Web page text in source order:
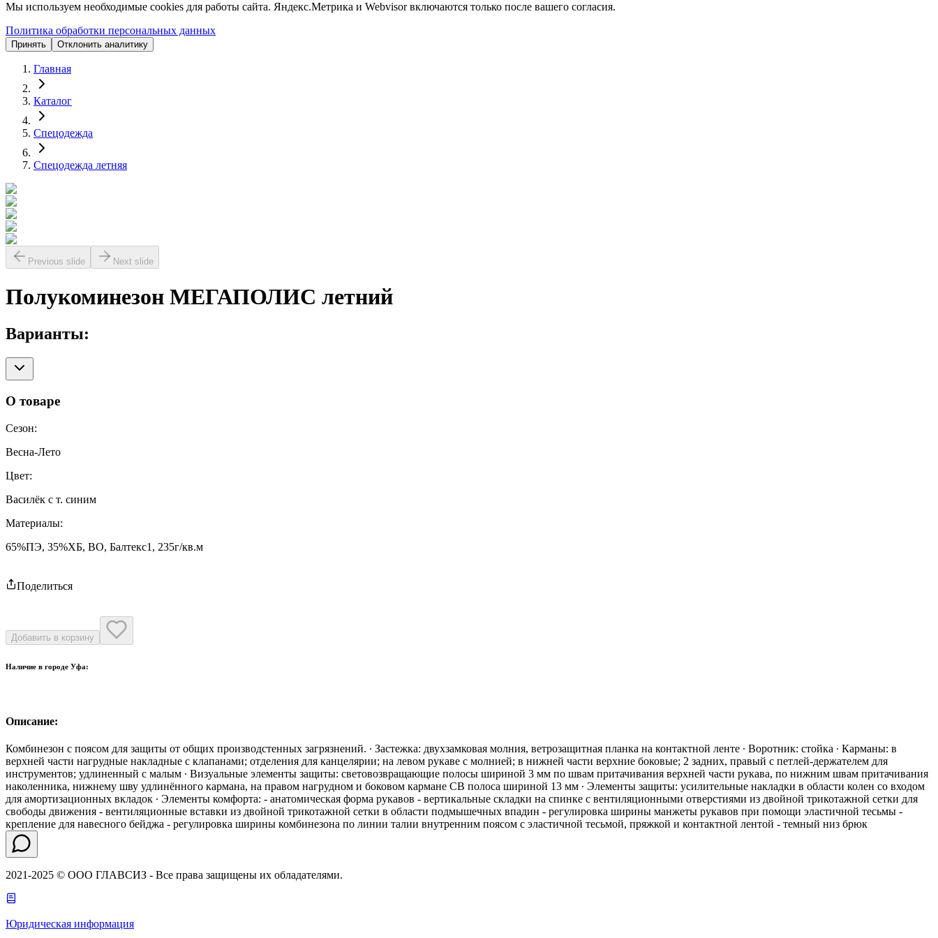
Мы используем необходимые cookies для работы сайта. Яндекс.Метрика и Webvisor включаются только после вашего согласия.
Политика обработки персональных данных
Принять Отклонить аналитику
Главная
Каталог
Спецодежда
Спецодежда летняя
Previous slide Next slide
Полукоминезон МЕГАПОЛИС летний
Варианты:
О товаре
Сезон:
Весна-Лето
Цвет:
Василёк с т. синим
Материалы:
65%ПЭ, 35%ХБ, ВО, Балтекс1, 235г/кв.м
Поделиться
Добавить в корзину
Наличие в городе Уфа:
Описание:
Комбинезон с поясом для защиты от общих производстенных загрязнений. ∙ Застежка: двухзамковая молния, ветрозащитная планка на контактной ленте ∙ Воротник: стойка ∙ Карманы: в
верхней части нагрудные накладные с клапанами; отделения для канцелярии; на левом рукаве с молнией; в нижней части верхние боковые; 2 задних, правый с петлей-держателем для
инструментов; удлиненный с малым ∙ Визуальные элементы защиты: световозвращающие полосы шириной 3 мм по швам притачивания верхней части рукава, по нижним швам притачивания
наколенника, нижнему шву удлинённого кармана, на правом нагрудном и боковом кармане СВ полоса шириной 13 мм ∙ Элементы защиты: усилительные накладки в области колен со входом
для амортизационных вкладок ∙ Элементы комфорта: - анатомическая форма рукавов - вертикальные складки на спинке с вентиляционными отверстиями из двойной трикотажной сетки для
свободы движения - вентиляционные вставки из двойной трикотажной сетки в области подмышечных впадин - регулировка ширины манжеты рукавов при помощи эластичной тесьмы -
крепление для навесного бейджа - регулировка ширины комбинезона по линии талии внутренним поясом с эластичной тесьмой, пряжкой и контактной лентой - темный низ брюк
2021-2025 © ООО ГЛАВСИЗ - Все права защищены их обладателями.
Юридическая информация